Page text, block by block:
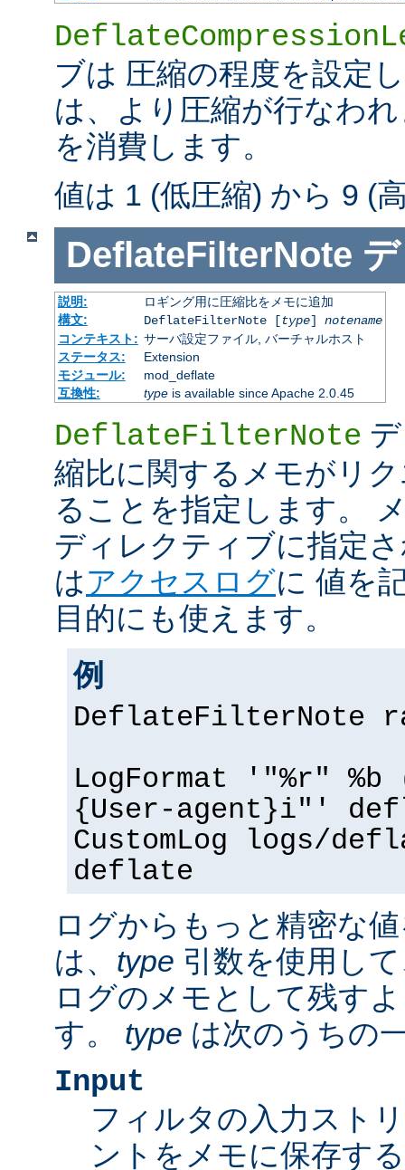
ブは 圧縮の程度を設定
は、より圧縮が行なわ
を消費します。
値は 1 (低圧縮) から 9 (
DeflateFilterNote
説明:
ロギング用に圧縮比をメモに追加
構文:
DeflateFilterNote [type] notename
コンテキスト: サーバ設定ファイル, バーチャルホスト
ステータス:
Extension
モジュール:
mod_deflate
互換性:
typeis available since Apache 2.0.45
DeflateFilterNote
縮比に関するメモがリ
ることを指定します。
ディレクティブに指定
はアクセスログに 値を
目的にも使えます。
例
DeflateFilterNote
LogFormat '"%r"
{User-agent}i"'
CustomLog logs/
deflate
ログからもっと精密な
は、 type 引数を使用し
ログのメモとして残す
す。 type は次のうちの
Input
フィルタの入力スト
ントをメモに保存す